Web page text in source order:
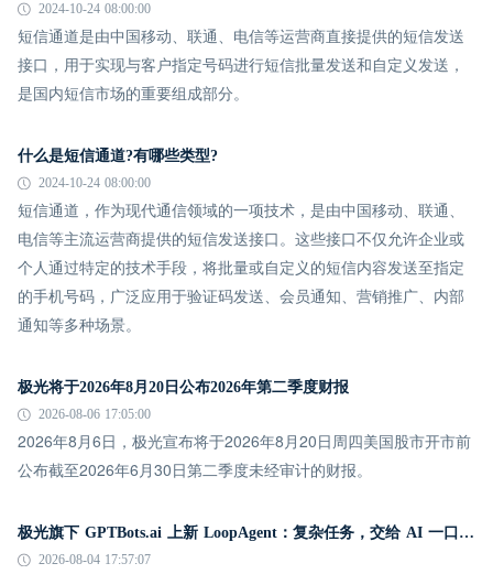
2024-10-24 08:00:00
短信通道是由中国移动、联通、电信等运营商直接提供的短信发送
接口，用于实现与客户指定号码进行短信批量发送和自定义发送，
是国内短信市场的重要组成部分。
什么是短信通道?有哪些类型?
2024-10-24 08:00:00
短信通道，作为现代通信领域的一项技术，是由中国移动、联通、
电信等主流运营商提供的短信发送接口。这些接口不仅允许企业或
个人通过特定的技术手段，将批量或自定义的短信内容发送至指定
的手机号码，广泛应用于验证码发送、会员通知、营销推广、内部
通知等多种场景。
极光将于2026年8月20日公布2026年第二季度财报
2026-08-06 17:05:00
2026年8月6日，极光宣布将于2026年8月20日周四美国股市开市前
公布截至2026年6月30日第二季度未经审计的财报。
极光旗下 GPTBots.ai 上新 LoopAgent：复杂任务，交给 AI 一口气跑完
2026-08-04 17:57:07